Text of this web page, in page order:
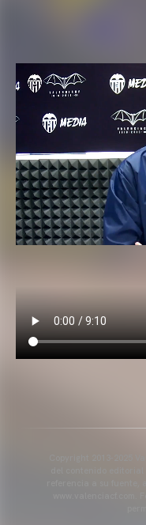
Copyright 2013-2025
del contenido
referencia a su fuente,